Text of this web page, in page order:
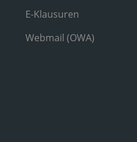
E-Klausuren
Webmail (OWA)